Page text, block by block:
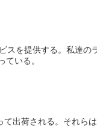
スを提供する。私達
いる。
出荷される。それら